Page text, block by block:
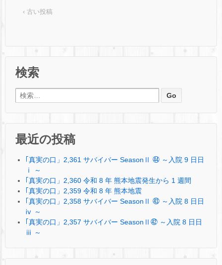
‹ 古い投稿
検索
検索:
最近の投稿
｢真実の口」2,361 サバイバー SeasonⅡ ㊹ ～入院 9 日日
ⅰ ～
｢真実の口」2,360 令和 8 年 熊本地震発生から 1 週間
｢真実の口」2,359 令和 8 年 熊本地震
｢真実の口」2,358 サバイバー SeasonⅡ ㊸ ～入院 8 日日
ⅳ ～
｢真実の口」2,357 サバイバー SeasonⅡ㊷ ～入院 8 日日
ⅲ ～